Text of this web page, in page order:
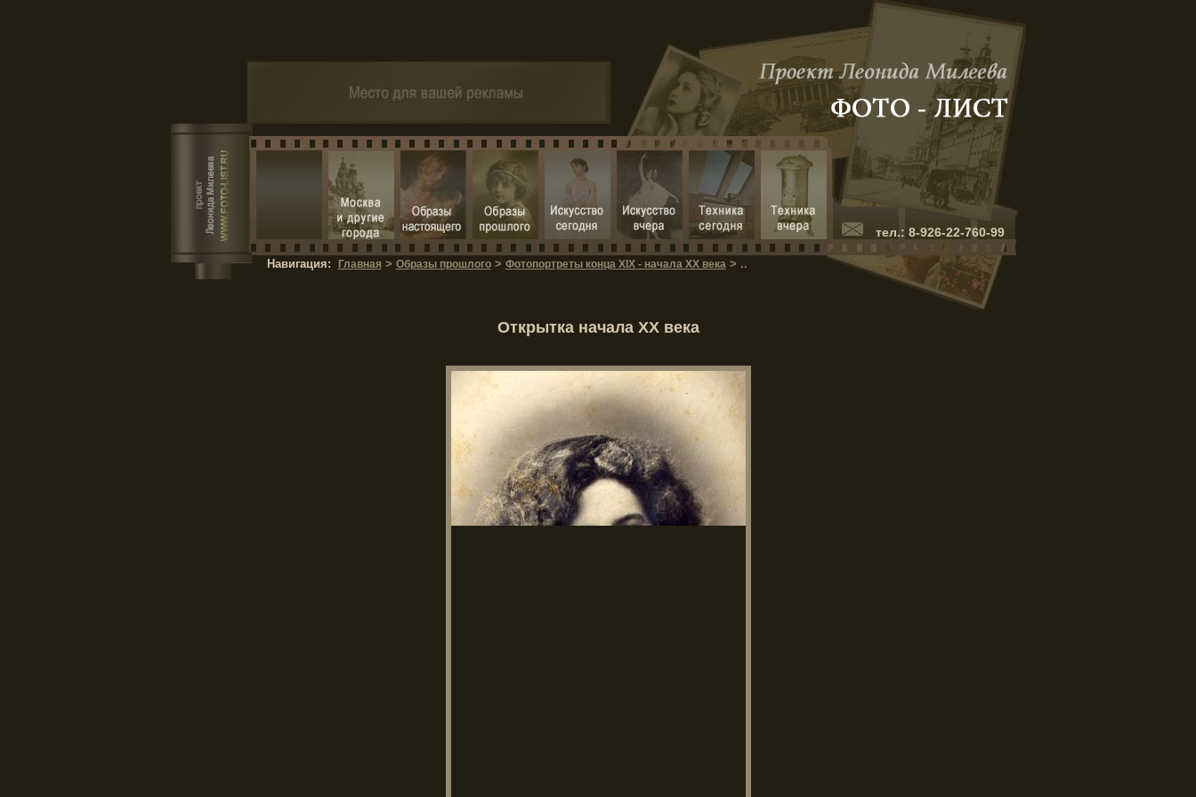
тел.: 8-926-22-760-99
Навигация: Главная > Образы прошлого > Фотопортреты конца XIX - начала XX века > ..
Открытка начала XX века